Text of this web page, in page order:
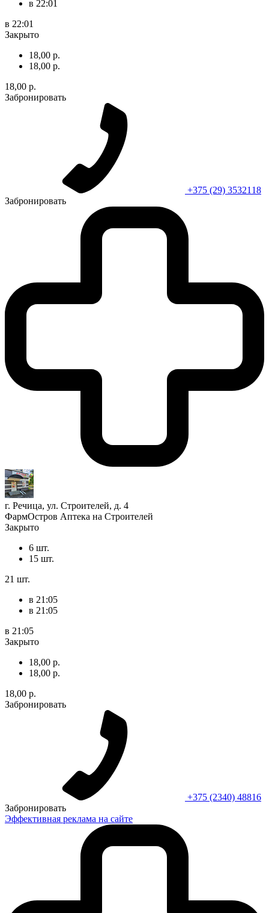
в 22:01
в 22:01
Закрыто
18,00 р.
18,00 р.
18,00 р.
Забронировать
+375 (29) 3532118
Забронировать
г. Речица, ул. Строителей, д. 4
ФармОстров Аптека на Строителей
Закрыто
6 шт.
15 шт.
21 шт.
в 21:05
в 21:05
в 21:05
Закрыто
18,00 р.
18,00 р.
18,00 р.
Забронировать
+375 (2340) 48816
Забронировать
Эффективная реклама на сайте